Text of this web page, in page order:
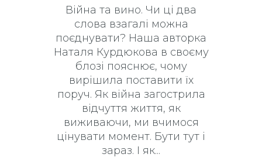
Війна та вино. Чи ці два
слова взагалі можна
поєднувати? Наша авторка
Наталя Курдюкова в своєму
блозі пояснює, чому
вирішила поставити їх
поруч. Як війна загострила
відчуття життя, як
виживаючи, ми вчимося
цінувати момент. Бути тут і
зараз. І як